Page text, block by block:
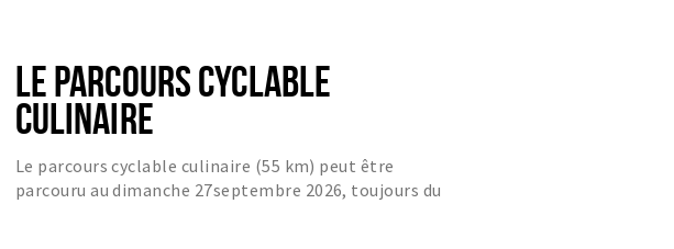
LE PARCOURS CYCLABLE
CULINAIRE
Le parcours cyclable culinaire (55 km) peut être
parcouru au dimanche 27septembre 2026, toujours du